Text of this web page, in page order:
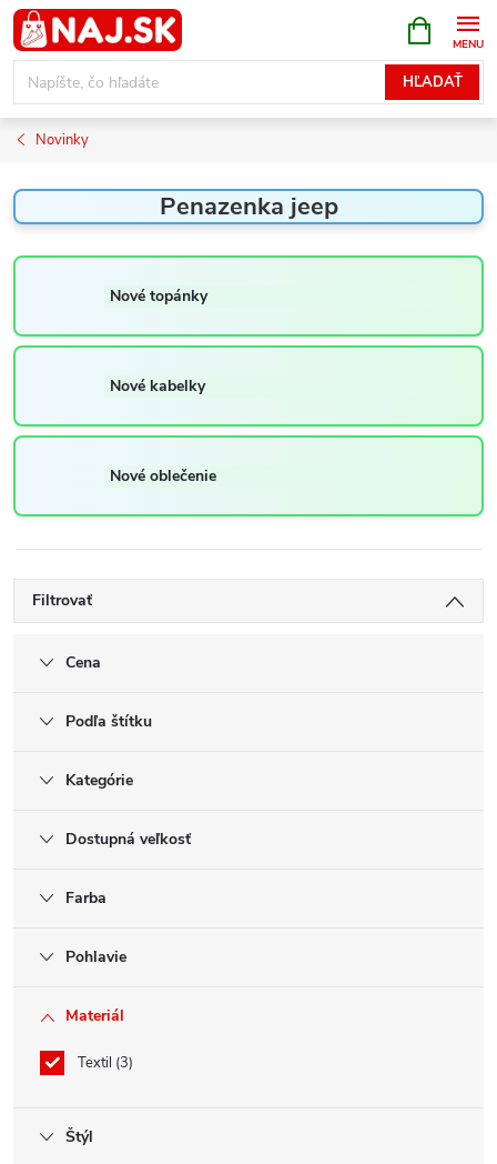
Prejsť
na
obsah
HĽADAŤ
KOŠÍK
Novinky
Penazenka jeep
Nové topánky
Nové kabelky
Nové oblečenie
Filtrovať
Cena
Podľa štítku
Kategórie
Dostupná veľkosť
Farba
Pohlavie
Materiál
Textil 3
Štýl